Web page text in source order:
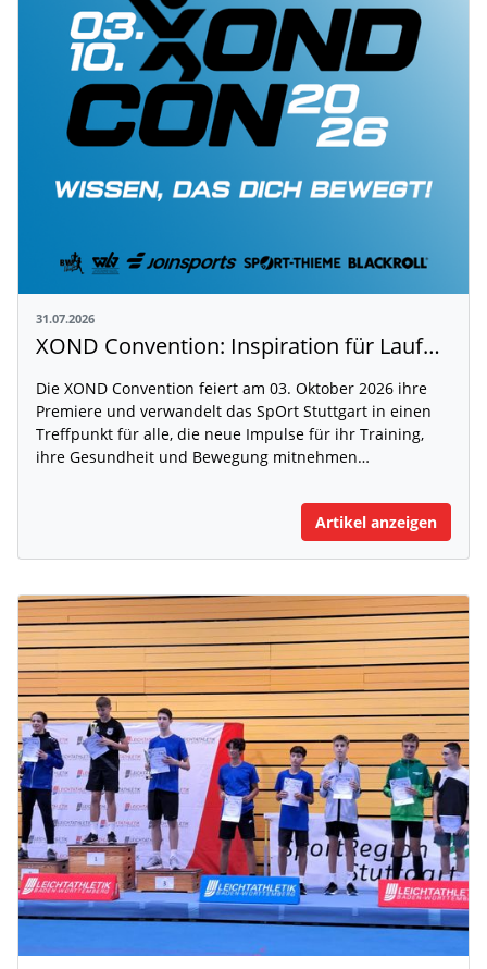
31.07.2026
XOND Convention: Inspiration für Laufen, Fitness und Gesundheit
Die XOND Convention feiert am 03. Oktober 2026 ihre
Premiere und verwandelt das SpOrt Stuttgart in einen
Treffpunkt für alle, die neue Impulse für ihr Training,
ihre Gesundheit und Bewegung mitnehmen…
Artikel anzeigen